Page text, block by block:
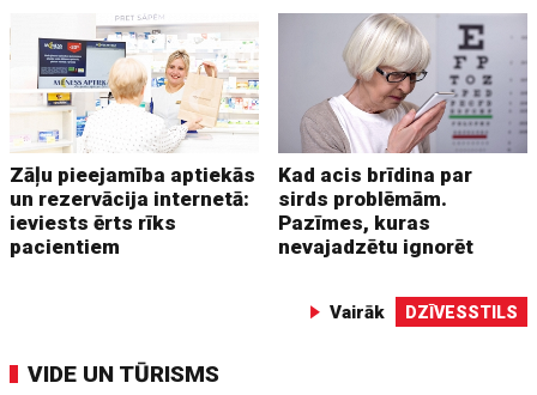
Zāļu pieejamība aptiekās
un rezervācija internetā:
ieviests ērts rīks
pacientiem
Kad acis brīdina par
sirds problēmām.
Pazīmes, kuras
nevajadzētu ignorēt
Vairāk DZĪVESSTILS
VIDE UN TŪRISMS